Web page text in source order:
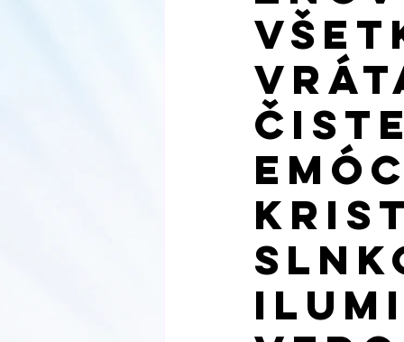
November 2022
May 2023 June 2023